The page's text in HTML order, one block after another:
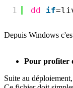
1 dd if
Depuis Windows
Pour profiter
Suite au